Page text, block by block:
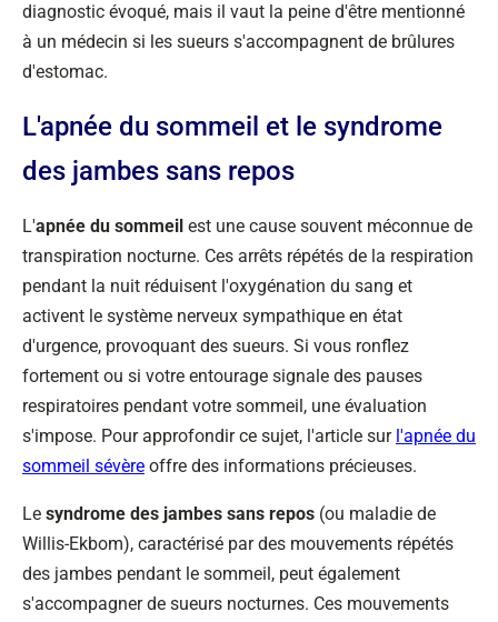
diagnostic évoqué, mais il vaut la peine d'être mentionné
à un médecin si les sueurs s'accompagnent de brûlures
d'estomac.
L'apnée du sommeil et le syndrome
des jambes sans repos
L'apnée du sommeil est une cause souvent méconnue de
transpiration nocturne. Ces arrêts répétés de la respiration
pendant la nuit réduisent l'oxygénation du sang et
activent le système nerveux sympathique en état
d'urgence, provoquant des sueurs. Si vous ronflez
fortement ou si votre entourage signale des pauses
respiratoires pendant votre sommeil, une évaluation
s'impose. Pour approfondir ce sujet, l'article sur l'apnée du
sommeil sévère offre des informations précieuses.
Le syndrome des jambes sans repos (ou maladie de
Willis-Ekbom), caractérisé par des mouvements répétés
des jambes pendant le sommeil, peut également
s'accompagner de sueurs nocturnes. Ces mouvements